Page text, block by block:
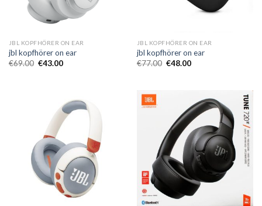
JBL KOPFHÖRER ON EAR
jbl kopfhörer on ear
€69.00 €43.00
JBL KOPFHÖRER ON EAR
jbl kopfhörer on ear
€77.00 €48.00